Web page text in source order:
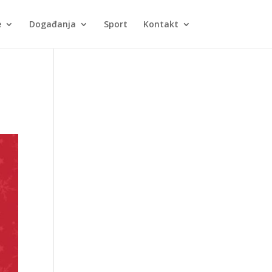
Događanja Sport Kontakt